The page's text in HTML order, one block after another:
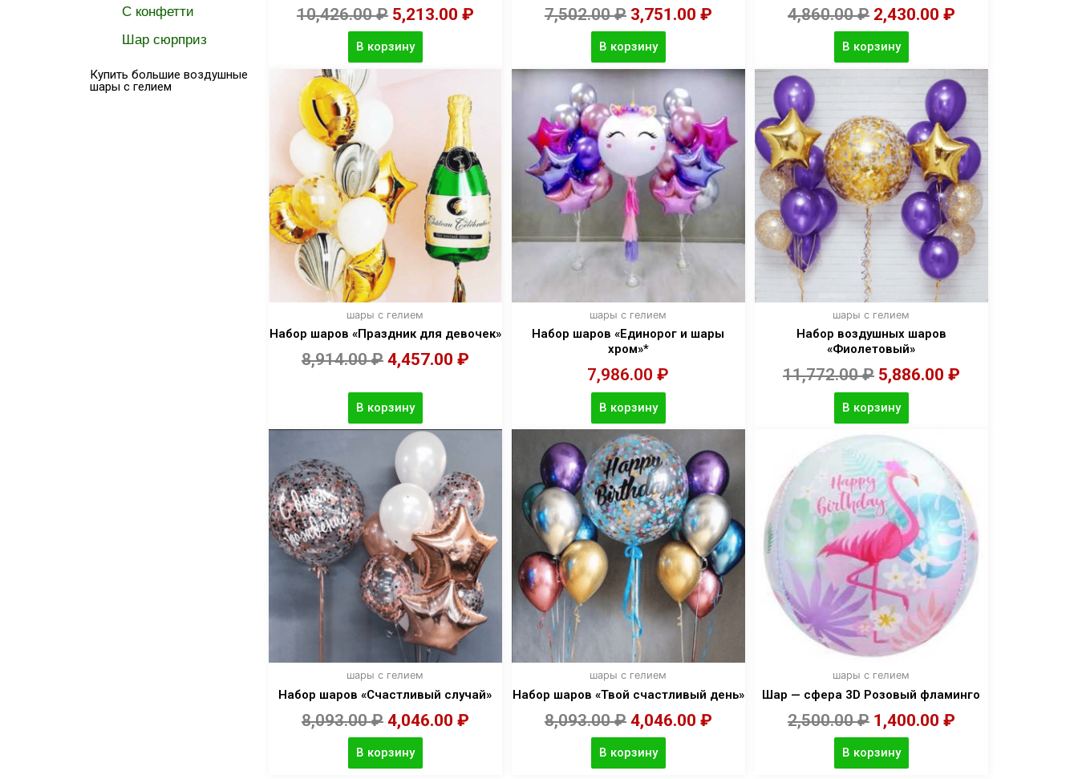
C конфетти
Шар сюрприз
Купить большие воздушные
шары с гелием
10,426.00₽ 5,213.00 ₽
В корзину
7,502.00₽ 3,751.00 ₽
В корзину
4,860.00₽ 2,430.00 ₽
В корзину
шары с гелием
Набор шаров «Праздник для девочек»
8,914.00₽ 4,457.00 ₽
В корзину
шары с гелием
Набор шаров «Единорог и шары
хром»*
7,986.00₽
В корзину
шары с гелием
Набор воздушных шаров
«Фиолетовый»
11,772.00₽ 5,886.00 ₽
В корзину
шары с гелием
Набор шаров «Счастливый случай»
8,093.00₽ 4,046.00 ₽
В корзину
шары с гелием
Набор шаров «Твой счастливый день»
8,093.00₽ 4,046.00 ₽
В корзину
шары с гелием
Шар — сфера 3D Розовый фламинго
2,500.00₽ 1,400.00 ₽
В корзину